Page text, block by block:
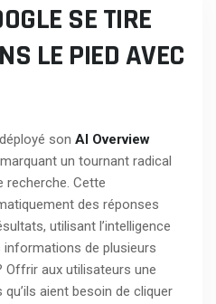
SE TIRE
LE PIED AVEC
son AI Overview
un tournant radical
recherche. Cette
des réponses
utilisant l’intelligence
de plusieurs
Offrir aux utilisateurs une
qu’ils aient besoin de cliquer